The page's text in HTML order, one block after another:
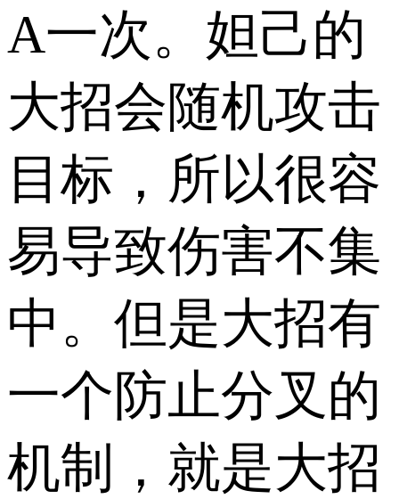
A一次。妲己的
大招会随机攻击
目标，所以很容
易导致伤害不集
中。但是大招有
一个防止分叉的
机制，就是大招